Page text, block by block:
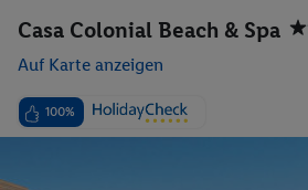
Casa Colonial Beach & Spa
Auf Karte anzeigen
100%